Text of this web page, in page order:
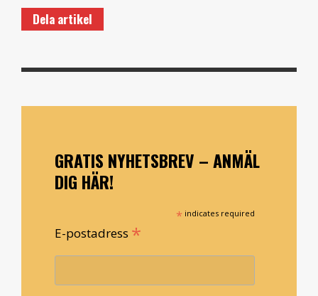
Dela artikel
GRATIS NYHETSBREV – ANMÄL
DIG HÄR!
* indicates required
E-postadress *